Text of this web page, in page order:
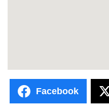
Facebook